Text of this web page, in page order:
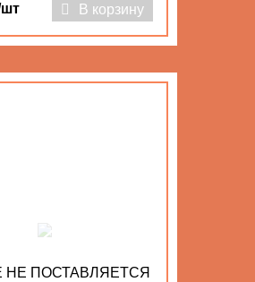
шт В корзину
НЕ ПОСТАВЛЯЕТСЯ